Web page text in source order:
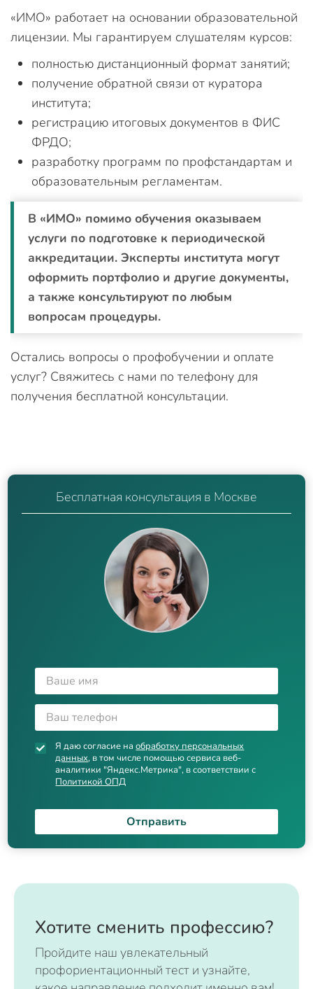
«ИМО» работает на основании образовательной
лицензии. Мы гарантируем слушателям курсов:
полностью дистанционный формат занятий;
получение обратной связи от куратора
института;
регистрацию итоговых документов в ФИС
ФРДО;
разработку программ по профстандартам и
образовательным регламентам.
В «ИМО» помимо обучения оказываем
услуги по подготовке к периодической
аккредитации. Эксперты института могут
оформить портфолио и другие документы,
а также консультируют по любым
вопросам процедуры.
Остались вопросы о профобучении и оплате
услуг? Свяжитесь с нами по телефону для
получения бесплатной консультации.
Бесплатная консультация в Москве
Я даю согласие наобработку персональных
данных, в том числе помощью сервиса веб-
аналитики "Яндекс.Метрика", в соответствии с
Политикой ОПД
Отправить
Хотите сменить профессию?
Пройдите наш увлекательный
профориентационный тест и узнайте,